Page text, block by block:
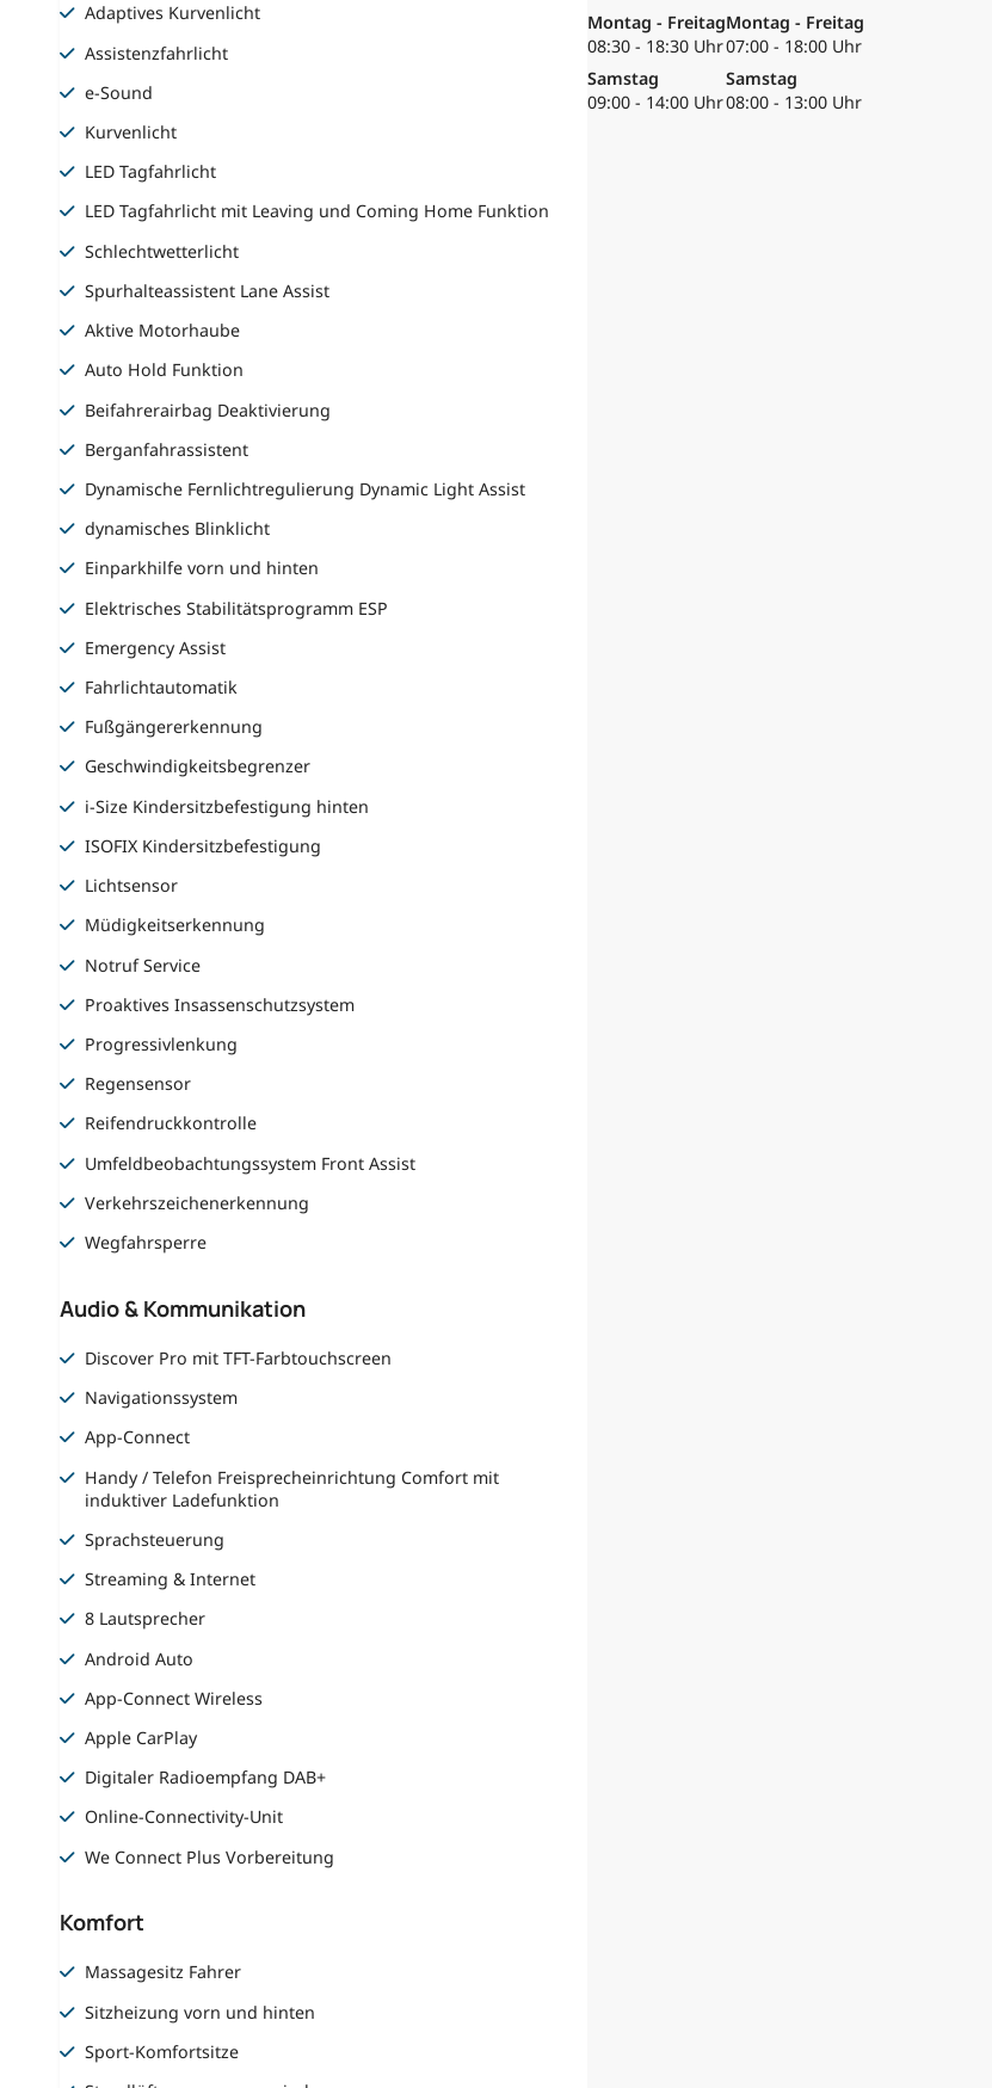
Adaptives Kurvenlicht
Assistenzfahrlicht
e-Sound
Kurvenlicht
LED Tagfahrlicht
LED Tagfahrlicht mit Leaving und Coming Home Funktion
Schlechtwetterlicht
Spurhalteassistent Lane Assist
Aktive Motorhaube
Auto Hold Funktion
Beifahrerairbag Deaktivierung
Berganfahrassistent
Dynamische Fernlichtregulierung Dynamic Light Assist
dynamisches Blinklicht
Einparkhilfe vorn und hinten
Elektrisches Stabilitätsprogramm ESP
Emergency Assist
Fahrlichtautomatik
Fußgängererkennung
Geschwindigkeitsbegrenzer
i-Size Kindersitzbefestigung hinten
ISOFIX Kindersitzbefestigung
Lichtsensor
Müdigkeitserkennung
Notruf Service
Proaktives Insassenschutzsystem
Progressivlenkung
Regensensor
Reifendruckkontrolle
Umfeldbeobachtungssystem Front Assist
Verkehrszeichenerkennung
Wegfahrsperre
Audio & Kommunikation
Discover Pro mit TFT-Farbtouchscreen
Navigationssystem
App-Connect
Handy / Telefon Freisprecheinrichtung Comfort mit
induktiver Ladefunktion
Sprachsteuerung
Streaming & Internet
8 Lautsprecher
Android Auto
App-Connect Wireless
Apple CarPlay
Digitaler Radioempfang DAB+
Online-Connectivity-Unit
We Connect Plus Vorbereitung
Komfort
Massagesitz Fahrer
Sitzheizung vorn und hinten
Sport-Komfortsitze
Montag - Freitag
08:30 - 18:30 Uhr
Samstag
09:00 - 14:00 Uhr
Montag - Freitag
07:00 - 18:00 Uhr
Samstag
08:00 - 13:00 Uhr